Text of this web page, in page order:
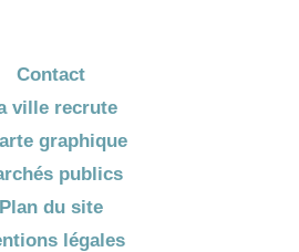
Contact
ville recrute
graphique
publics
Plan du site
légales